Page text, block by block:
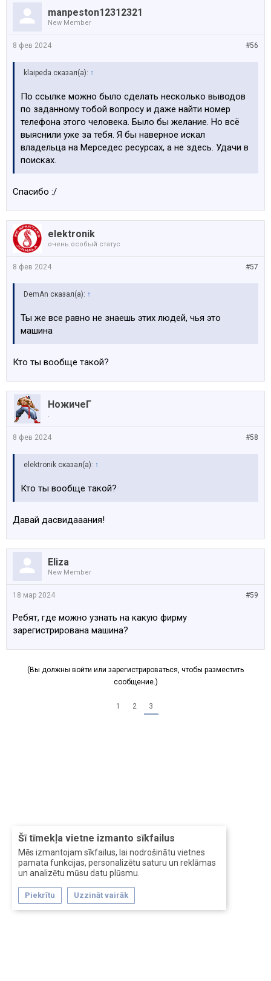
Šī tīmekļa vietne izmanto sīkfailus
Mēs izmantojam sīkfailus, lai nodrošinātu vietnes
pamata funkcijas, personalizētu saturu un reklāmas
un analizētu mūsu datu plūsmu.
Piekrītu Uzzināt vairāk
manpeston12312321
New Member
#56
8 фев 2024
klaipeda сказал(а): ↑
По ссылке можно было сделать несколько выводов
по заданному тобой вопросу и даже найти номер
телефона этого человека. Было бы желание. Но всё
выяснили уже за тебя. Я бы наверное искал
владельца на Мерседес ресурсах, а не здесь. Удачи в
поисках.
Спасибо :/
elektronik
очень особый статус
#57
8 фев 2024
DemAn сказал(а): ↑
Ты же все равно не знаешь этих людей, чья это
машина
Кто ты вообще такой?
НожичеГ
#58
8 фев 2024
elektronik сказал(а): ↑
Кто ты вообще такой?
Давай дасвидааания!
Eliza
New Member
#59
18 мар 2024
Ребят, где можно узнать на какую фирму
зарегистрирована машина?
(Вы должны войти или зарегистрироваться, чтобы разместить
сообщение.)
1 2 3